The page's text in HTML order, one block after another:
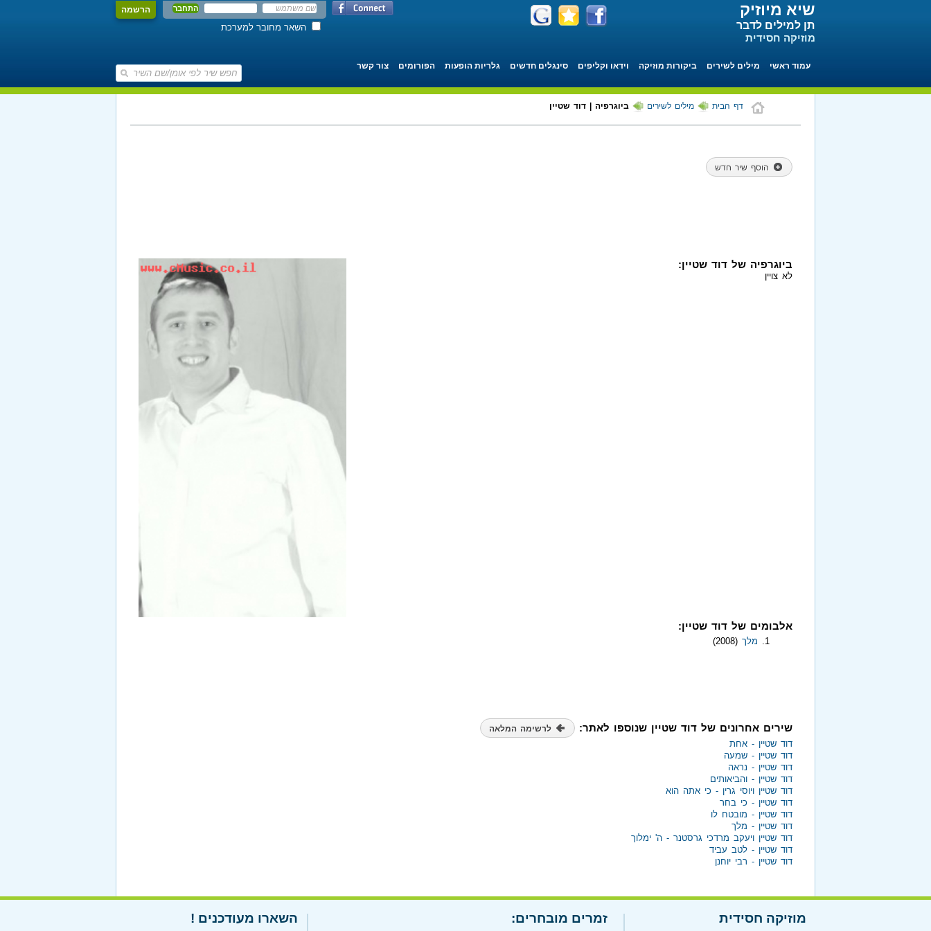
הרשמה
השאר מחובר למערכת
שיא מיוזיק
תן למילים לדבר
מוזיקה חסידית
עמוד ראשי מילים לשירים ביקורות מוזיקה וידאו וקליפים סינגלים חדשים גלריות הופעות הפורומים צור קשר
דף הבית מילים לשירים ביוגרפיה | דוד שטיין
הוסף שיר חדש
ביוגרפיה של דוד שטיין:
לא צויין
אלבומים של דוד שטיין:
מלך (2008)
שירים אחרונים של דוד שטיין שנוספו לאתר: לרשימה המלאה
דוד שטיין - אחת
דוד שטיין - שמעה
דוד שטיין - נראה
דוד שטיין - והביאותים
דוד שטיין ויוסי גרין - כי אתה הוא
דוד שטיין - כי בחר
דוד שטיין - מובטח לו
דוד שטיין - מלך
דוד שטיין ויעקב מרדכי גרסטנר - ה' ימלוך
דוד שטיין - לטב עביד
דוד שטיין - רבי יוחנן
מוזיקה חסידית זמרים מובחרים: השארו מעודכנים !